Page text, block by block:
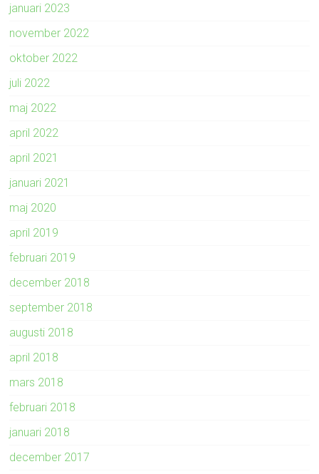
januari 2023
november 2022
oktober 2022
juli 2022
maj 2022
april 2022
april 2021
januari 2021
maj 2020
april 2019
februari 2019
december 2018
september 2018
augusti 2018
april 2018
mars 2018
februari 2018
januari 2018
december 2017